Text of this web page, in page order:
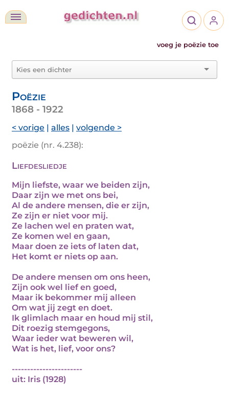
voeg je poëzie toe
Poëzie
1868 - 1922
< vorige | alles | volgende >
poëzie (nr. 4.238):
Liefdesliedje
Mijn liefste, waar we beiden zijn,
Daar zijn we met ons bei,
Al de andere mensen, die er zijn,
Ze zijn er niet voor mij.
Ze lachen wel en praten wat,
Ze komen wel en gaan,
Maar doen ze iets of laten dat,
Het komt er niets op aan.
De andere mensen om ons heen,
Zijn ook wel lief en goed,
Maar ik bekommer mij alleen
Om wat jij zegt en doet.
Ik glimlach maar en houd mij stil,
Dit roezig stemgegons,
Waar ieder wat beweren wil,
Wat is het, lief, voor ons?
-----------------------
uit: Iris (1928)